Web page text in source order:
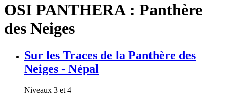
OSI PANTHERA : Panthère
des Neiges
Sur les Traces de la Panthère des
Neiges - Népal
Niveaux 3 et 4